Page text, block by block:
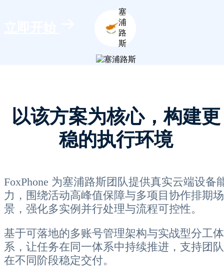
塞
浦
路
斯
以该方案为核心，构建更
稳的执行环境
FoxPhone 为塞浦路斯团队提供真实云端设备
力，围绕活动高峰值保障与多项目协作排期场
景，强化多实例并行处理与流程可控性。
基于可落地的多账号管理架构与实战型分工体
系，让任务在同一体系中持续推进，支持团队
在不同阶段稳定交付。